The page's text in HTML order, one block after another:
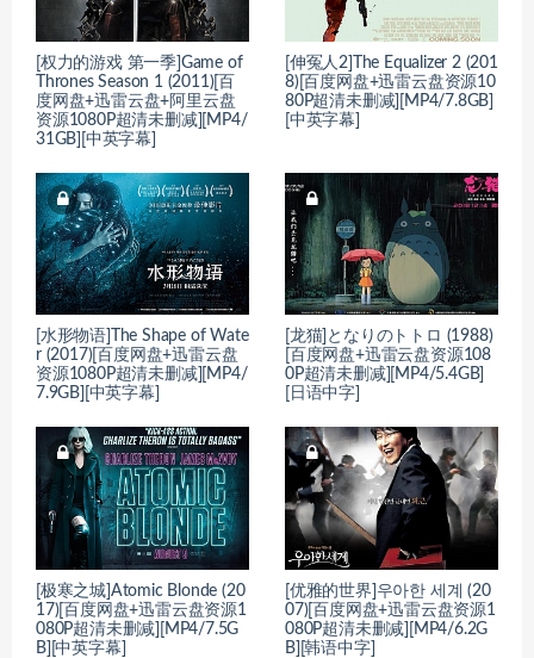
[权力的游戏 第一季]Game of
Thrones Season 1 (2011)[百
度网盘+迅雷云盘+阿里云盘
资源1080P超清未删减][MP4/
31GB][中英字幕]
[伸冤人2]The Equalizer 2 (201
8)[百度网盘+迅雷云盘资源10
80P超清未删减][MP4/7.8GB]
[中英字幕]
[水形物语]The Shape of Wate
r (2017)[百度网盘+迅雷云盘
资源1080P超清未删减][MP4/
7.9GB][中英字幕]
[龙猫]となりのトトロ (1988)
[百度网盘+迅雷云盘资源108
0P超清未删减][MP4/5.4GB]
[日语中字]
[极寒之城]Atomic Blonde (20
17)[百度网盘+迅雷云盘资源1
080P超清未删减][MP4/7.5G
B][中英字幕]
[优雅的世界]우아한 세계 (20
07)[百度网盘+迅雷云盘资源1
080P超清未删减][MP4/6.2G
B][韩语中字]